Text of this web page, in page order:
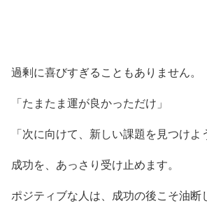
過剰に喜びすぎることもありません。
「たまたま運が良かっただけ」
「次に向けて、新しい課題を見つけよ
成功を、あっさり受け止めます。
ポジティブな人は、成功の後こそ油断